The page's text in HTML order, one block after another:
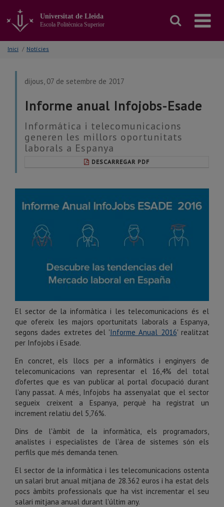
contingut
principal
Universitat de Lleida
Escola Politècnica Superior
Inici / Notícies
dijous, 07 de setembre de 2017
Informe anual Infojobs-Esade
Informática i telecomunicacions
generen les millors oportunitats
laborals a Espanya
DESCARREGAR PDF
El sector de la informàtica i les telecomunicacions és el
que ofereix les majors oportunitats laborals a Espanya,
segons dades extretes del 'Informe Anual 2016' realitzat
per Infojobs i Esade.
En concret, els llocs per a informàtics i enginyers de
telecomunicacions van representar el 16,4% del total
d'ofertes que es van publicar al portal d'ocupació durant
l'any passat. A més, Infojobs ha assenyalat que el sector
segueix creixent a Espanya, perquè ha registrat un
increment relatiu del 5,76%.
Dins de l'àmbit de la informàtica, els programadors,
analistes i especialistes de l'àrea de sistemes són els
perfils que més demanda tenen.
El sector de la informàtica i les telecomunicacions ostenta
un salari brut anual mitjana de 28.362 euros i ha estat dels
pocs àmbits professionals que ha vist incrementar el seu
salari mitjana anual durant l'últim any.